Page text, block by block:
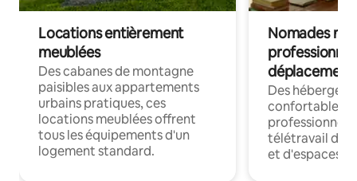
Locations entièrement
meublées
Des cabanes de montagne
paisibles aux appartements
urbains pratiques, ces
locations meublées offrent
tous les équipements d'un
logement standard.
Nomades
déplacement
Des
confortables
professionnels
télétravail
et d'espaces